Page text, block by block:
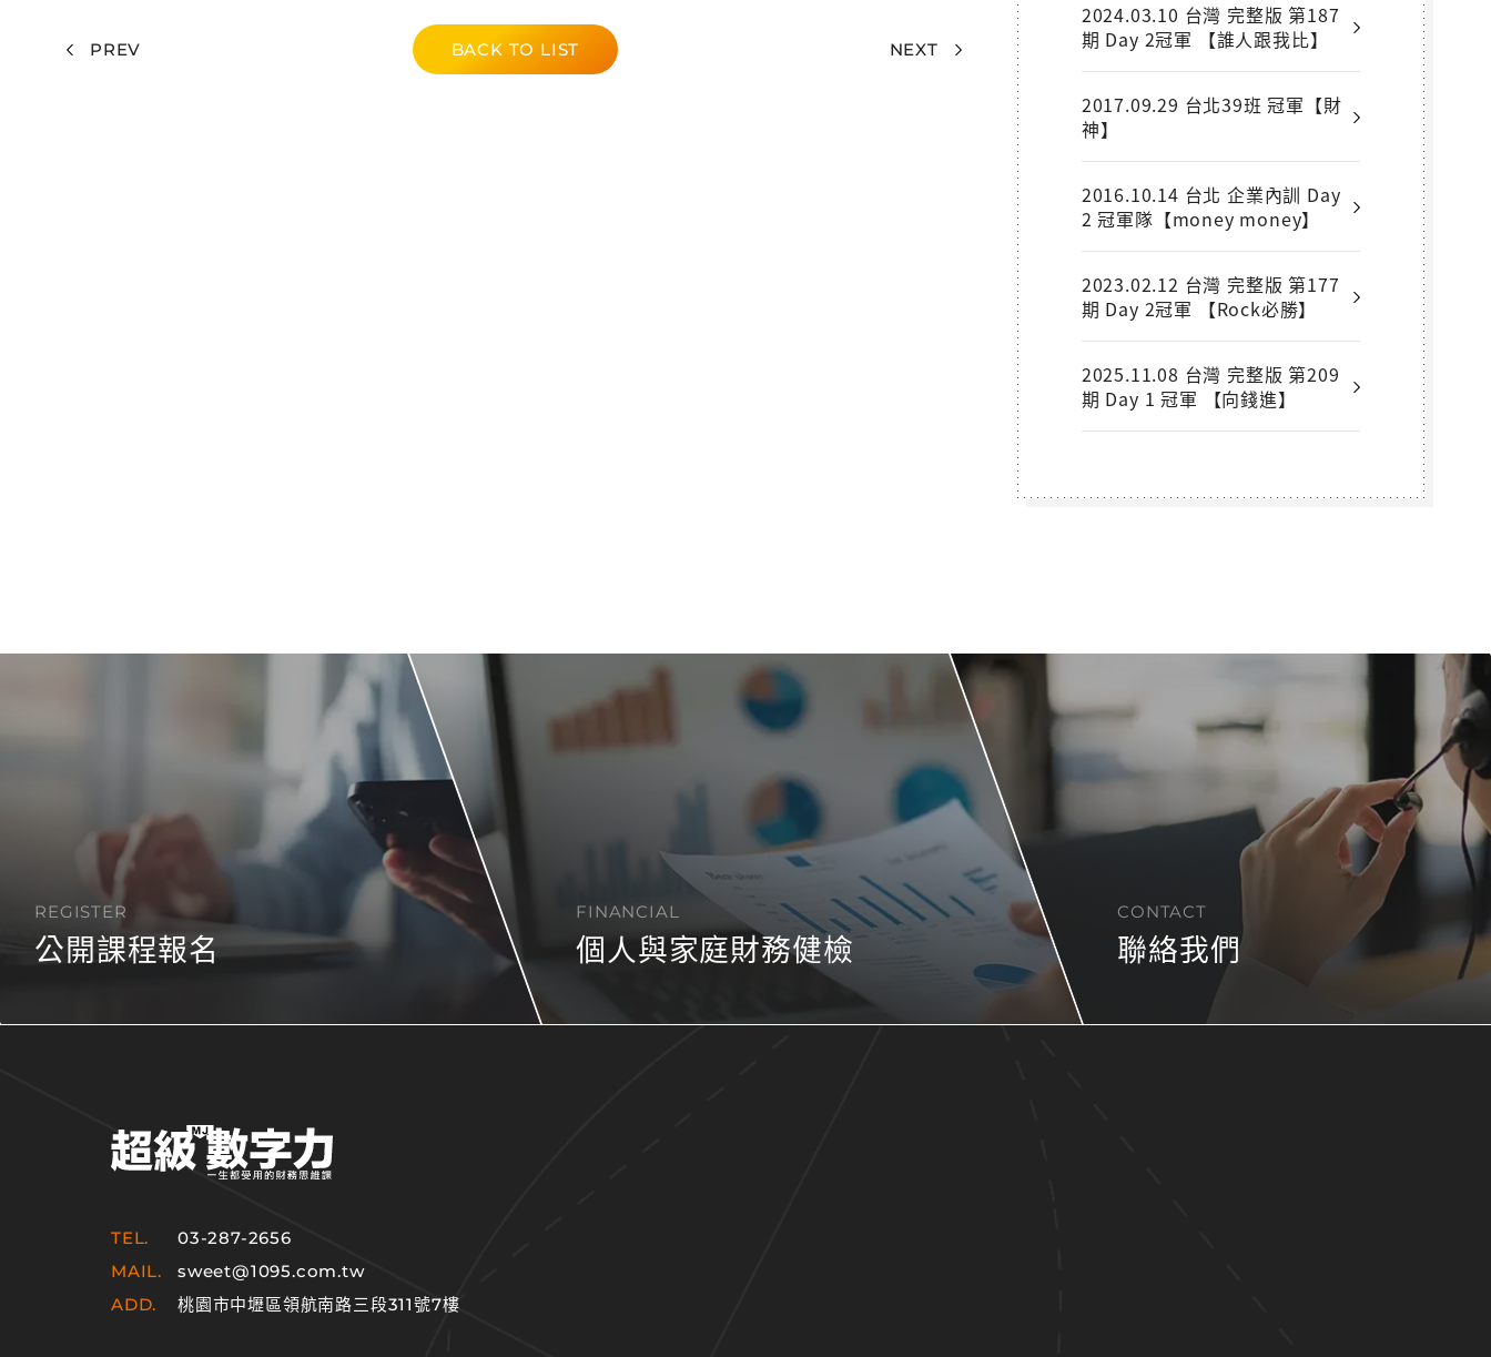
PREV BACK TO LIST NEXT
2024.03.10 台灣 完整版 第187
期 Day 2冠軍 【誰人跟我比】
2017.09.29 台北39班 冠軍【財
神】
2016.10.14 台北 企業內訓 Day
2 冠軍隊【money money】
2023.02.12 台灣 完整版 第177
期 Day 2冠軍 【Rock必勝】
2025.11.08 台灣 完整版 第209
期 Day 1 冠軍 【向錢進】
REGISTER
公開課程報名
FINANCIAL
個人與家庭財務健檢
CONTACT
聯絡我們
TEL.
03-287-2656
MAIL.
sweet@1095.com.tw
ADD.
桃園市中壢區領航南路三段311號7樓